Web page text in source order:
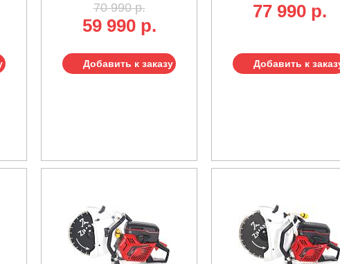
70 990 р.
59 990 р.
Добавить к заказу
77 990 p.
Добавить к